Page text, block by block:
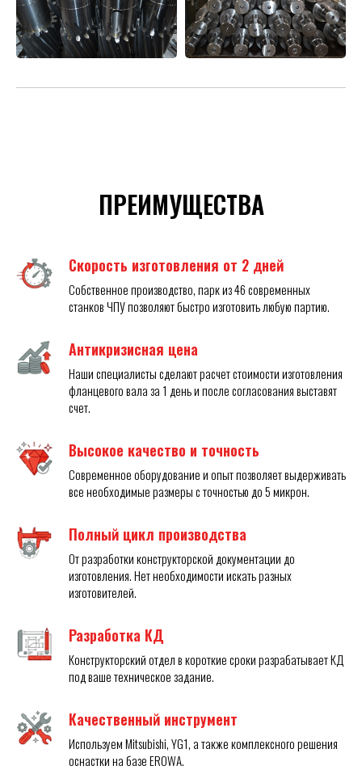
ПРЕИМУЩЕСТВА
Скорость изготовления от 2 дней
Собственное производство, парк из 46 современных
станков ЧПУ позволяют быстро изготовить любую партию.
Антикризисная цена
Наши специалисты сделают расчет стоимости изготовления
фланцевого вала за 1 день и после согласования выставят
счет.
Высокое качество и точность
Современное оборудование и опыт позволяет выдерживать
все необходимые размеры с точностью до 5 микрон.
Полный цикл производства
От разработки конструкторской документации до
изготовления. Нет необходимости искать разных
изготовителей.
Разработка КД
Конструкторский отдел в короткие сроки разрабатывает КД
под ваше техническое задание.
Качественный инструмент
Используем Mitsubishi, YG1, а также комплексного решения
оснастки на базе EROWA.